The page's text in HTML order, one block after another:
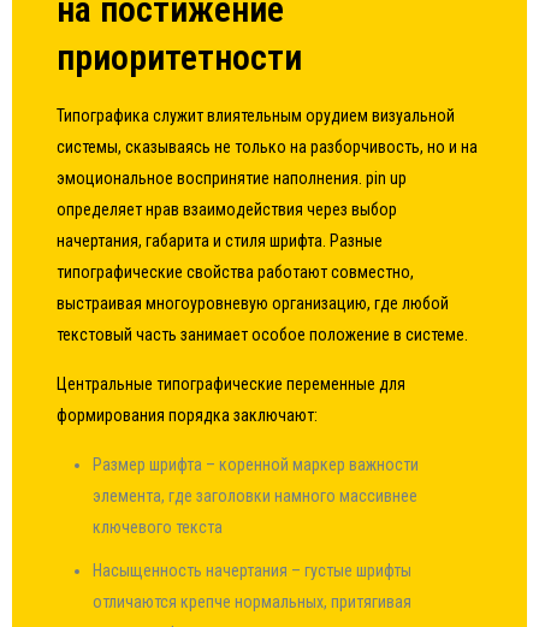
на постижение
приоритетности
Типографика служит влиятельным орудием визуальной
системы, сказываясь не только на разборчивость, но и на
эмоциональное воспринятие наполнения. pin up
определяет нрав взаимодействия через выбор
начертания, габарита и стиля шрифта. Разные
типографические свойства работают совместно,
выстраивая многоуровневую организацию, где любой
текстовый часть занимает особое положение в системе.
Центральные типографические переменные для
формирования порядка заключают:
Размер шрифта – коренной маркер важности
элемента, где заголовки намного массивнее
ключевого текста
Насыщенность начертания – густые шрифты
отличаются крепче нормальных, притягивая